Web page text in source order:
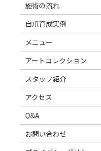
施術の流れ
自爪育成実例
メニュー
アートコレクション
スタッフ紹介
アクセス
Q&A
お問い合わせ